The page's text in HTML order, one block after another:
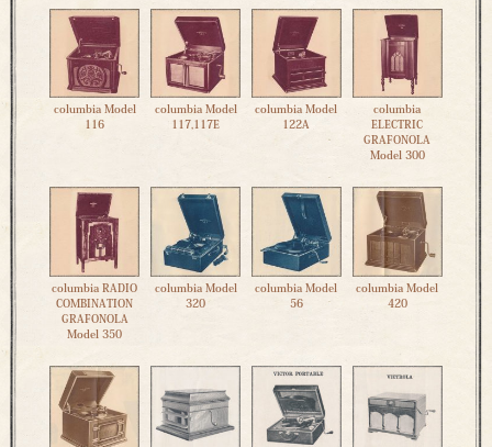
columbia Model
116
columbia Model
117,117E
columbia Model
122A
columbia
ELECTRIC
GRAFONOLA
Model 300
columbia RADIO
COMBINATION
GRAFONOLA
Model 350
columbia Model
320
columbia Model
56
columbia Model
420